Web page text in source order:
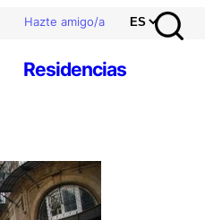
Hazte amigo/a
Residencias